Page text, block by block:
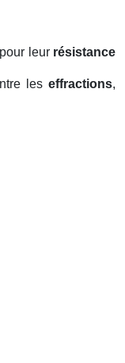
leur résistance
les effractions,